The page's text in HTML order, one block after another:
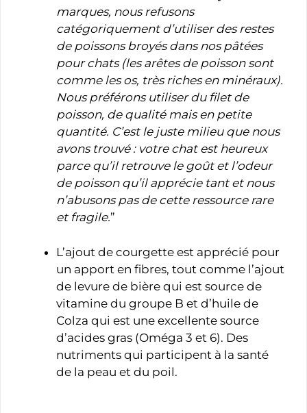
marques, nous refusons
catégoriquement d’utiliser des restes
de poissons broyés dans nos pâtées
pour chats (les arêtes de poisson sont
comme les os, très riches en minéraux).
Nous préférons utiliser du filet de
poisson, de qualité mais en petite
quantité. C’est le juste milieu que nous
avons trouvé : votre chat est heureux
parce qu’il retrouve le goût et l’odeur
de poisson qu’il apprécie tant et nous
n’abusons pas de cette ressource rare
et fragile.”
L’ajout de courgette est apprécié pour
un apport en fibres, tout comme l’ajout
de levure de bière qui est source de
vitamine du groupe B et d’huile de
Colza qui est une excellente source
d’acides gras (Oméga 3 et 6). Des
nutriments qui participent à la santé
de la peau et du poil.